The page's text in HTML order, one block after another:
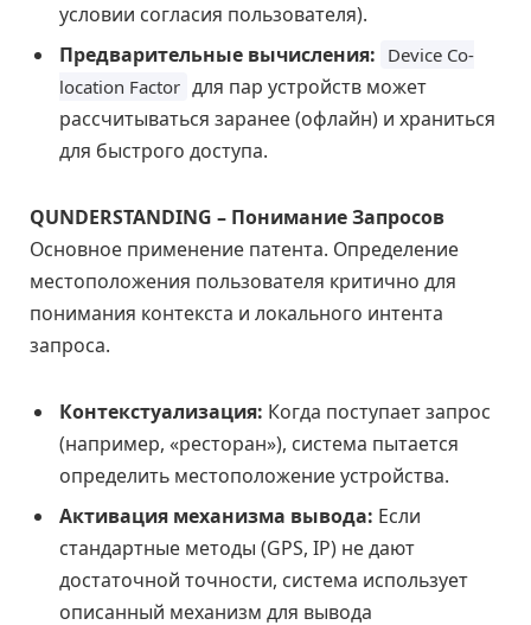
условии согласия пользователя).
Предварительные вычисления: Device Co-
location Factor для пар устройств может
рассчитываться заранее (офлайн) и храниться
для быстрого доступа.
QUNDERSTANDING – Понимание Запросов
Основное применение патента. Определение
местоположения пользователя критично для
понимания контекста и локального интента
запроса.
Контекстуализация: Когда поступает запрос
(например, «ресторан»), система пытается
определить местоположение устройства.
Активация механизма вывода: Если
стандартные методы (GPS, IP) не дают
достаточной точности, система использует
описанный механизм для вывода